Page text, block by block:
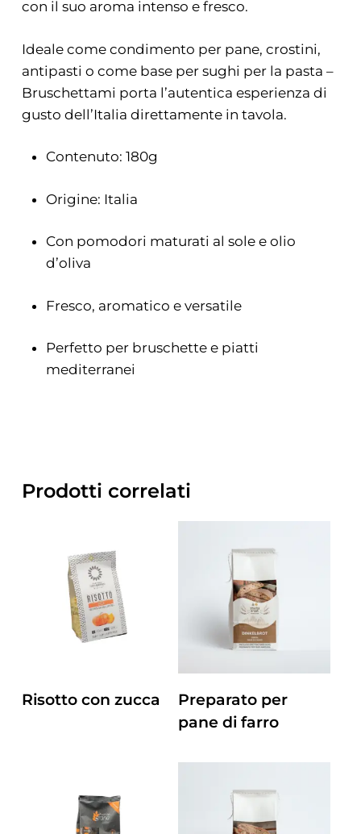
con il suo aroma intenso e fresco.
Ideale come condimento per pane, crostini,
antipasti o come base per sughi per la pasta –
Bruschettami porta l’autentica esperienza di
gusto dell’Italia direttamente in tavola.
Contenuto: 180g
Origine: Italia
Con pomodori maturati al sole e olio
d’oliva
Fresco, aromatico e versatile
Perfetto per bruschette e piatti
mediterranei
Prodotti correlati
Risotto con zucca
Preparato per
pane di farro